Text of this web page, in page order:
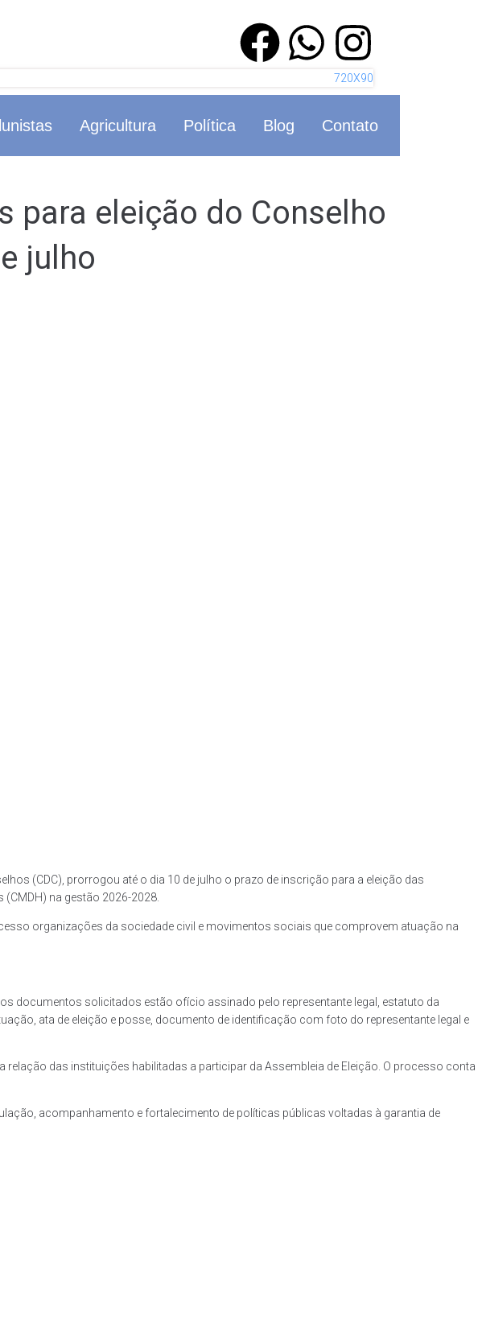
Agricultura Política Blog Contato
para eleição do Conselho
julho
(CDC), prorrogou até o dia 10 de julho o prazo de inscrição para a eleição das
na gestão 2026-2028.
organizações da sociedade civil e movimentos sociais que comprovem atuação na
documentos solicitados estão ofício assinado pelo representante legal, estatuto da
ata de eleição e posse, documento de identificação com foto do representante legal e
das instituições habilitadas a participar da Assembleia de Eleição. O processo conta
acompanhamento e fortalecimento de políticas públicas voltadas à garantia de